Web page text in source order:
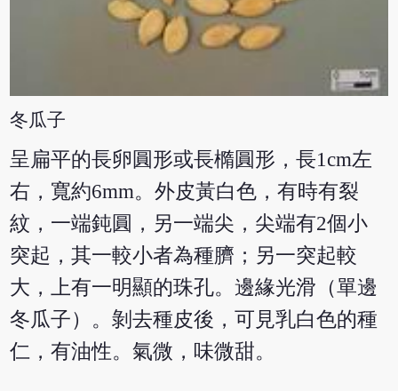
冬瓜子
呈扁平的長卵圓形或長橢圓形，長1cm左
右，寬約6mm。外皮黃白色，有時有裂
紋，一端鈍圓，另一端尖，尖端有2個小
突起，其一較小者為種臍；另一突起較
大，上有一明顯的珠孔。邊緣光滑（單邊
冬瓜子）。剝去種皮後，可見乳白色的種
仁，有油性。氣微，味微甜。